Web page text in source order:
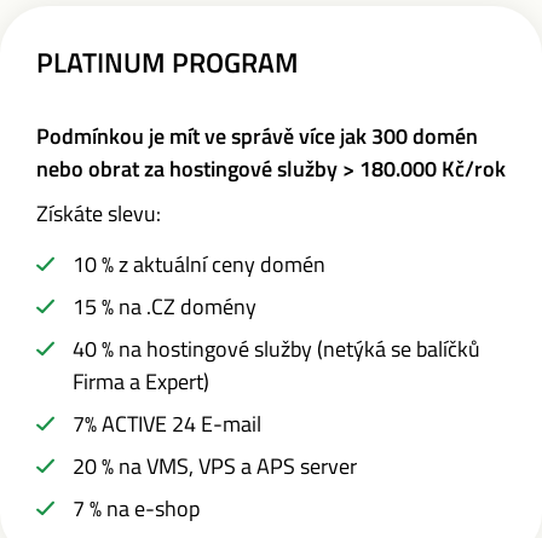
PLATINUM PROGRAM
Podmínkou je mít ve správě více jak 300 domén
neboobrat za hostingové služby > 180.000 Kč/rok
Získáte slevu:
10 % z aktuální ceny domén
15 % na .CZ domény
40 % na hostingové služby (netýká se balíčků
Firma a Expert)
7% ACTIVE 24 E-mail
20 % na VMS, VPS a APS server
7 % na e-shop